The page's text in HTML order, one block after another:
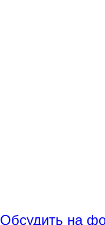
Обсудить на